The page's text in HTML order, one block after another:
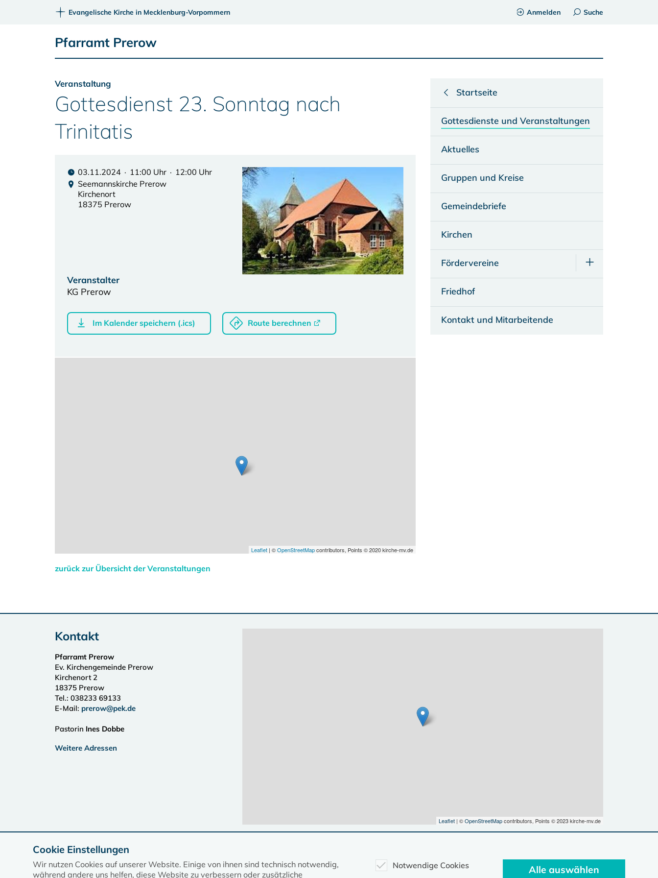
Evangelische Kirche in Mecklenburg-Vorpommern Anmelden Suche
Pfarramt Prerow
Veranstaltung
Gottesdienst 23. Sonntag nach
Trinitatis
03.11.2024 · 11:00 Uhr · 12:00 Uhr
Seemannskirche Prerow
Kirchenort
18375 Prerow
Veranstalter
KG Prerow
Im Kalender speichern (.ics) Route berechnen
Leaflet| ©OpenStreetMapcontributors, Points © 2020 kirche-mv.de
zurück zur Übersicht der Veranstaltungen
Startseite
Gottesdienste und Veranstaltungen
Aktuelles
Gruppen und Kreise
Gemeindebriefe
Kirchen
Fördervereine
Friedhof
Kontakt und Mitarbeitende
Kontakt
Pfarramt Prerow
Ev. Kirchengemeinde Prerow
Kirchenort 2
18375 Prerow
Tel.: 038233 69133
E-Mail: prerow@pek.de
Pastorin Ines Dobbe
Weitere Adressen
Leaflet| ©OpenStreetMapcontributors, Points © 2023 kirche-mv.de
Diese Seite gehört zum Portal
kirche-mv.de
Cookie Einstellungen
Wir nutzen Cookies auf unserer Website. Einige von ihnen sind technisch notwendig,
während andere uns helfen, diese Website zu verbessern oder zusätzliche
Notwendige Cookies Alle auswählen